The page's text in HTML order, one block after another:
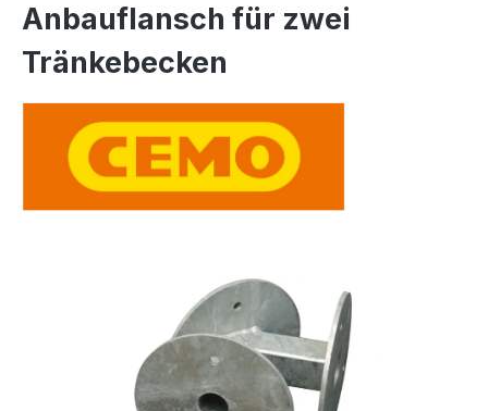
Anbauflansch für zwei
Tränkebecken